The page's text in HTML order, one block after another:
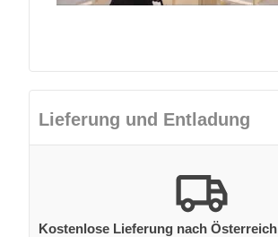
Lieferung und Entladung
Kostenlose Lieferung nach Österreich